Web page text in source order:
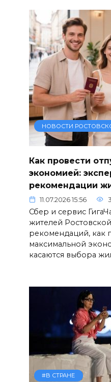
НОВОСТИ
Как провести
экономией:
рекомендации
11.07.2026 15:56
Сбер и сервис
жителей
рекомендаций, как
максимальной
касаются выбора
#В СТРАНЕ